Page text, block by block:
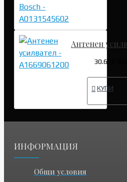
Антенен
30.68€
КУПИ
ИНФОРМАЦИЯ
Общи условия